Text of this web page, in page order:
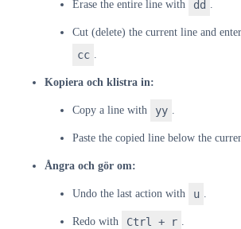
Erase the entire line with dd
Cut (delete) the current line and
cc
Kopiera och klistra in:
Copy a line with yy
Paste the copied line below the
Ångra och gör om:
Undo the last action with u
Redo with Ctrl + r